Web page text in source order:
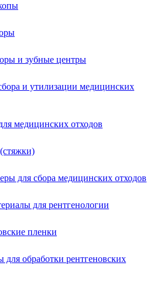
и зубные центры
и утилизации медицинских
медицинских отходов
для сбора медицинских отходов
для рентгенологии
пленки
для обработки рентгеновских